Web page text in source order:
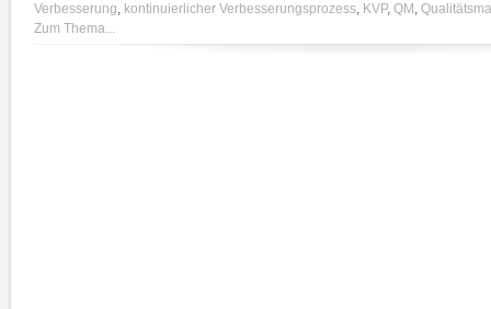
Verbesserung, kontinuierlicher Verbesserungsprozess, KVP, QM ,
Zum Thema...